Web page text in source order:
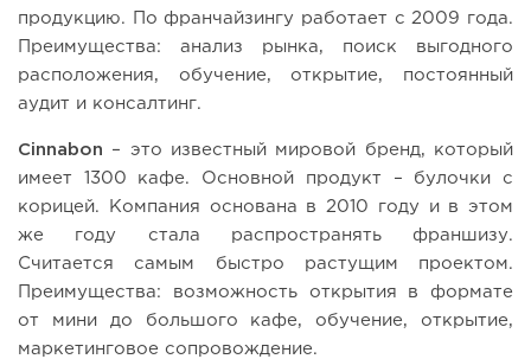
продукцию. По франчайзингу работает с 2009 года.
Преимущества: анализ рынка, поиск выгодного
расположения, обучение, открытие, постоянный
аудит и консалтинг.
Cinnabon – это известный мировой бренд, который
имеет 1300 кафе. Основной продукт – булочки с
корицей. Компания основана в 2010 году и в этом
же году стала распространять франшизу.
Считается самым быстро растущим проектом.
Преимущества: возможность открытия в формате
от мини до большого кафе, обучение, открытие,
маркетинговое сопровождение.